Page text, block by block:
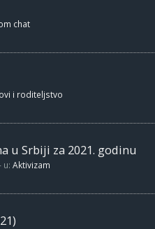
chat
i roditeljstvo
u Srbiji za 2021. godinu
u: Aktivizam